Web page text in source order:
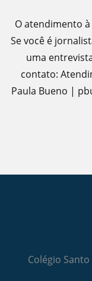
O atendimento
Se você é
uma
contato:
Paula Bueno |
Colégio Santo